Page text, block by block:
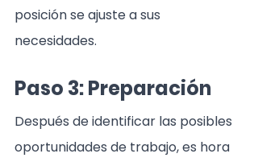
posición se ajuste a sus
necesidades.
Paso 3: Preparación
Después de identificar las posibles
oportunidades de trabajo, es hora